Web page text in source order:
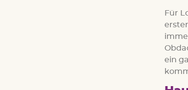
Für
ein